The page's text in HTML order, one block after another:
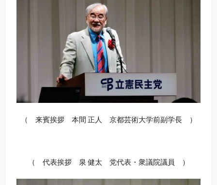
（ 来賓挨拶 本間 正人 京都芸術大学前副学長 ）
（ 代表挨拶 泉 健太 党代表・衆議院議員 ）